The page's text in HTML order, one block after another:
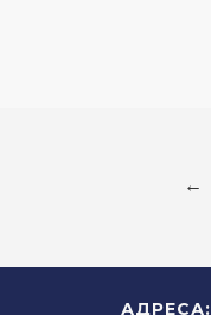
←
АДРЕСА: